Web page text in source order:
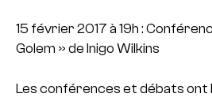
15 février 2017 à 19h :
Golem » de Inigo Wilkins
Les conférences et débats ont